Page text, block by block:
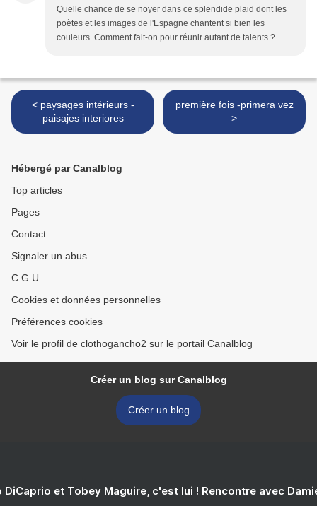
Quelle chance de se noyer dans ce splendide plaid dont les
poètes et les images de l'Espagne chantent si bien les
couleurs. Comment fait-on pour réunir autant de talents ?
< paysages intérieurs -
paisajes interiores
première fois -primera vez
>
Hébergé par Canalblog
Top articles
Pages
Contact
Signaler un abus
C.G.U.
Cookies et données personnelles
Préférences cookies
Voir le profil de clothogancho2 sur le portail Canalblog
Créer un blog sur Canalblog
Créer un blog
DiCaprio et Tobey Maguire, c'est lui ! Rencontre avec